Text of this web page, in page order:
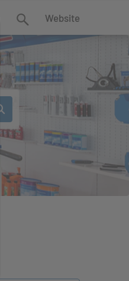
Suche Website